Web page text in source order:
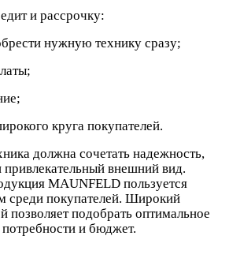
и рассрочку:
нужную технику сразу;
круга покупателей.
должна сочетать надежность,
внешний вид.
MAUNFELD пользуется
среди покупателей. Широкий
позволяет подобрать оптимальное
и бюджет.